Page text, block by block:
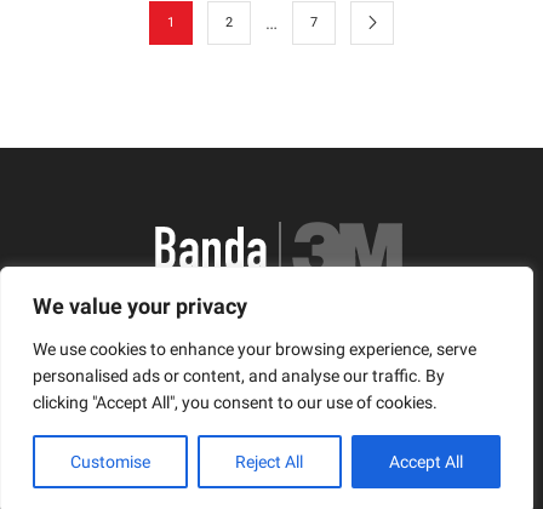
We value your privacy
We use cookies to enhance your browsing experience, serve
personalised ads or content, and analyse our traffic. By
clicking "Accept All", you consent to our use of cookies.
Customise Reject All Accept All
1 2 … 7
România, Arad, Calea Timisorii, Nr. 11
© Copyright 2021 | Banda3M.ro
Facebook
TwitterInstagram